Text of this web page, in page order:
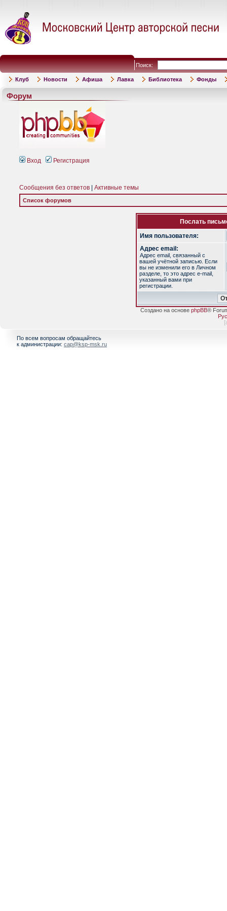
Поиск:
Клуб Новости Афиша Лавка Библиотека Фонды
Форум
Вход Регистрация
Сообщения без ответов Активные темы
Список форумов
Послать
Имя пользователя:
Адрес email:
Адрес email, связанный с
вашей учётной записью. Если
вы не изменили его в Личном
разделе, то это адрес e-mail,
указанный вами при
регистрации.
Создано на основе phpBB®
[
По всем вопросам обращайтесь
к администрации: cap@ksp-msk.ru